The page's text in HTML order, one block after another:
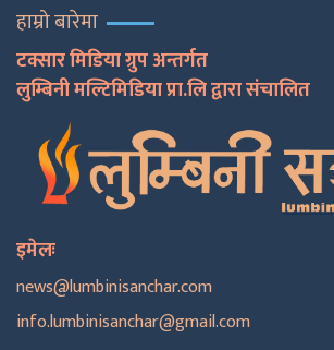
हाम्रो बारेमा
टक्सार मिडिया ग्रुप अन्तर्गत
लुम्बिनी मल्टिमिडिया प्रा.लि द्वारा संचालित
इमेलः
news@lumbinisanchar.com
info.lumbinisanchar@gmail.com